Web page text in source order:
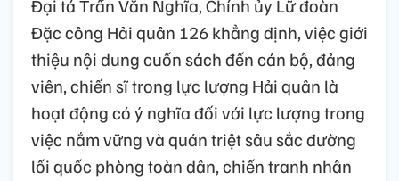
Đại tá Trần Văn Nghĩa, Chính ủy Lữ đoàn
Đặc công Hải quân 126 khẳng định, việc giới
thiệu nội dung cuốn sách đến cán bộ, đảng
viên, chiến sĩ trong lực lượng Hải quân là
hoạt động có ý nghĩa đối với lực lượng trong
việc nắm vững và quán triệt sâu sắc đường
lối quốc phòng toàn dân, chiến tranh nhân